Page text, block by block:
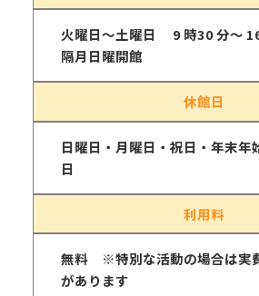
火曜日～土曜日 9 時30 分～
隔月日曜開館
休館日
日曜日・月曜日・祝日・年末年
日
利用料
無料 ※特別な活動の場合は実
があります